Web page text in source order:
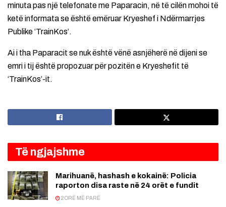
minuta pas një telefonate me Paparacin, në të cilën mohoi të
ketë informata se është emëruar Kryeshef i Ndërmarrjes
Publike ‘TrainKos’.
Ai i tha Paparacit se nuk është vënë asnjëherë në dijeni se
emri i tij është propozuar për pozitën e Kryeshefit të
‘TrainKos’-it.
Të ngjajshme
Marihuanë, hashash e kokainë: Policia
raporton disa raste në 24 orët e fundit
2 ORË MË PARË